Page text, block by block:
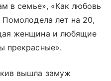
в семье», «Как любовь
лет на 20,
женщина и любящие
прекрасные».
вышла замуж